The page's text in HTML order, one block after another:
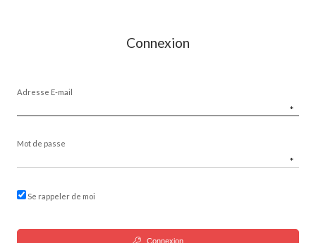
Connexion
Adresse E-mail
*
Mot de passe
*
Se rappeler de moi
Connexion